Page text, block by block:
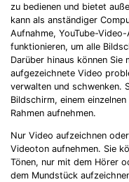
zu bedienen und bietet
kann als anständiger
Aufnahme, YouTube-
funktionieren, um alle
Darüber hinaus können Sie
aufgezeichnete Video
verwalten und schwenken.
Bildschirm, einem
Rahmen aufnehmen.
Nur Video aufzeichnen
Videoton aufnehmen. Sie
Tönen, nur mit dem Hörer
dem Mundstück
Record
Record.
Got It